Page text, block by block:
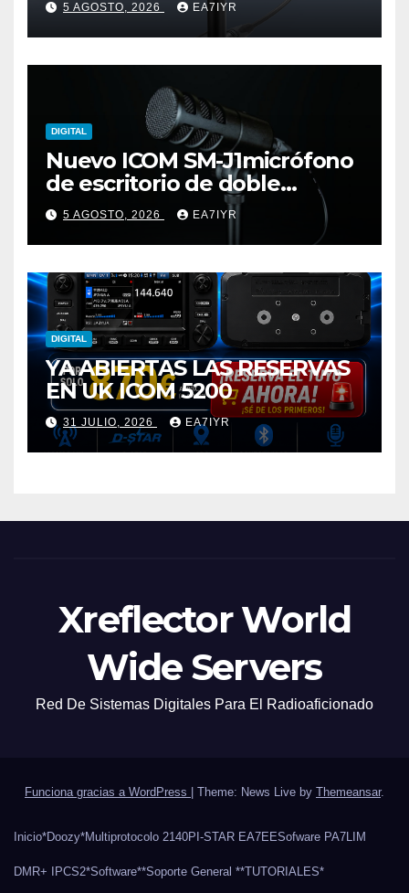
5 AGOSTO, 2026 EA7IYR
DIGITAL
Nuevo ICOM SM-J1micrófono
de escritorio de doble
elemento premium
5 AGOSTO, 2026 EA7IYR
DIGITAL
YA ABIERTAS LAS RESERVAS
EN UK ICOM 5200
31 JULIO, 2026 EA7IYR
Xreflector World
Wide Servers
Red De Sistemas Digitales Para El Radioaficionado
Funciona gracias a WordPress Theme: News Live by Themeansar.
Inicio*Doozy*Multiprotocolo 2140PI-STAR EA7EESofware PA7LIM
DMR+ IPCS2*Software**Soporte General **TUTORIALES*